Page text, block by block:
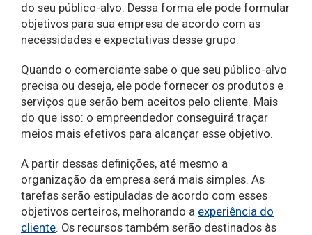
do seu público-alvo. Dessa forma ele pode formular
objetivos para sua empresa de acordo com as
necessidades e expectativas desse grupo.
Quando o comerciante sabe o que seu público-alvo
precisa ou deseja, ele pode fornecer os produtos e
serviços que serão bem aceitos pelo cliente. Mais
do que isso: o empreendedor conseguirá traçar
meios mais efetivos para alcançar esse objetivo.
A partir dessas definições, até mesmo a
organização da empresa será mais simples. As
tarefas serão estipuladas de acordo com esses
objetivos certeiros, melhorando a experiência do
cliente. Os recursos também serão destinados às